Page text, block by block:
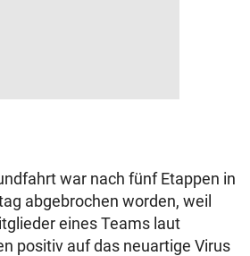
war nach fünf Etappen in
abgebrochen worden, weil
eines Teams laut
positiv auf das neuartige Virus